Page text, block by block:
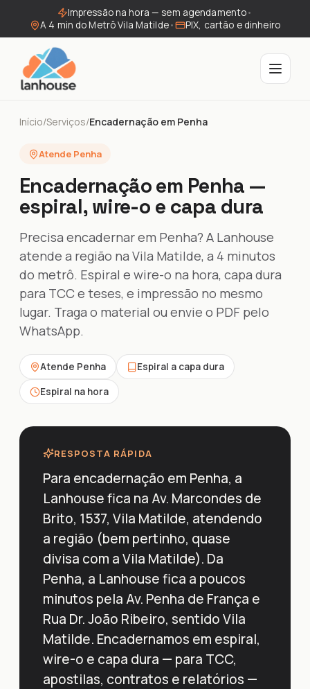
Impressão na hora — sem agendamento•
A 4 min do Metrô Vila Matilde• PIX, cartão e dinheiro
Início/Serviços/Encadernação em Penha
Atende Penha
Encadernação em Penha —
espiral, wire-o e capa dura
Precisa encadernar em Penha? A Lanhouse
atende a região na Vila Matilde, a 4 minutos
do metrô. Espiral e wire-o na hora, capa dura
para TCC e teses, e impressão no mesmo
lugar. Traga o material ou envie o PDF pelo
WhatsApp.
Atende Penha
Espiral a capa dura
Espiral na hora
RESPOSTA RÁPIDA
Para encadernação em Penha, a
Lanhouse fica na Av. Marcondes de
Brito, 1537, Vila Matilde, atendendo
a região (bem pertinho, quase
divisa com a Vila Matilde). Da
Penha, a Lanhouse fica a poucos
minutos pela Av. Penha de França e
Rua Dr. João Ribeiro, sentido Vila
Matilde. Encadernamos em espiral,
wire-o e capa dura — para TCC,
apostilas, contratos e relatórios —